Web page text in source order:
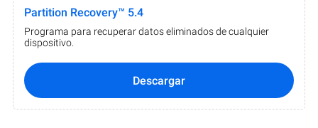
Partition Recovery™ 5.4
Programa para recuperar datos eliminados de cualquier
dispositivo.
Descargar